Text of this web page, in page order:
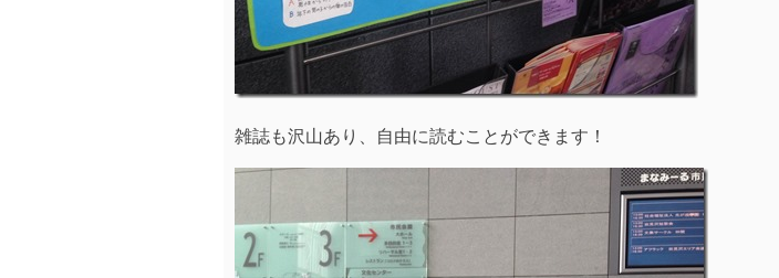
雑誌も沢山あり、自由に読むことができます！